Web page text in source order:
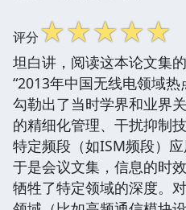
评分☆☆☆☆☆
坦白讲，阅读这本论文集
“2013年中国无线电领域
勾勒出了当时学界和业界
的精细化管理、干扰抑制
特定频段（如ISM频段）
于是会议文集，信息的时
牺牲了特定领域的深度。